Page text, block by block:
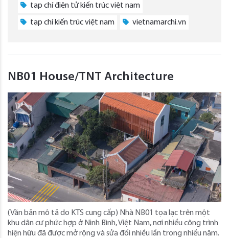
tạp chí điện tử kiến trúc việt nam
tạp chí kiến trúc việt nam vietnamarchi.vn
NB01 House/TNT Architecture
(Văn bản mô tả do KTS cung cấp) Nhà NB01 tọa lạc trên một
khu dân cư phức hợp ở Ninh Bình, Việt Nam, nơi nhiều công trình
hiện hữu đã được mở rộng và sửa đổi nhiều lần trong nhiều năm.